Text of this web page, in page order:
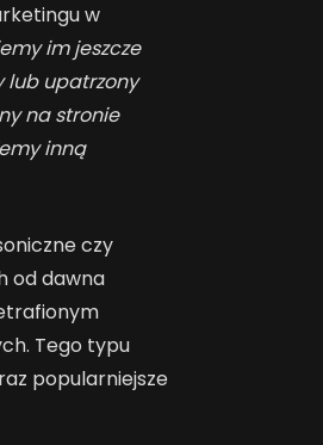
w
im jeszcze
lub upatrzony
na stronie
inną
czy
od dawna
Tego typu
popularniejsze